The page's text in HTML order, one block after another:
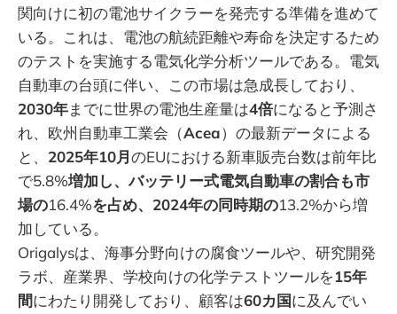
関向けに初の電池サイクラーを発売する準備を進めて
いる。これは、電池の航続距離や寿命を決定するため
のテストを実施する電気化学分析ツールである。電気
自動車の台頭に伴い、この市場は急成長しており、
2030年までに世界の電池生産量は4倍になると予測さ
れ、欧州自動車工業会（Acea）の最新データによる
と、 2025年10月のEUにおける新車販売台数は前年比
で5.8%増加し、バッテリー式電気自動車の割合も市
場の16.4%を占め、2024年の同時期の13.2%から増
加している。
Origalysは、海事分野向けの腐食ツールや、研究開発
ラボ、産業界、学校向けの化学テストツールを15年
間にわたり開発しており、顧客は60カ国に及んでい